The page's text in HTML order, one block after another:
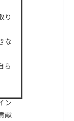
り
な
ら
ン
献